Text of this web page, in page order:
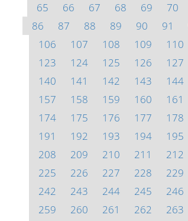
65
66 67 68 69 70
86
87 88 89 90 91
106
107 108 109 110
123
124 125 126 127
140
141 142 143 144
157
158 159 160 161
174
175 176 177 178
191
192 193 194 195
208
209 210 211 212
225
226 227 228 229
242
243 244 245 246
259
260 261 262 263